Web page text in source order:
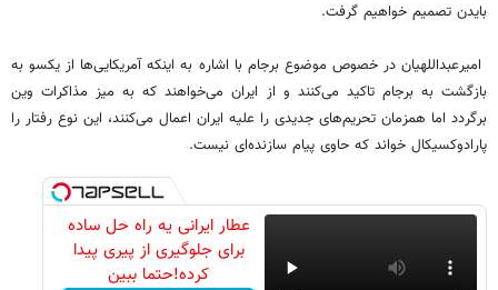
بایدن تصمیم خواهیم گرفت.
امیرعبداللهیان در خصوص موضوع برجام با اشاره به اینکه آمریکایی‌ها از یکسو به
بازگشت به برجام تاکید می‌کنند و از ایران می‌خواهند که به میز مذاکرات وین
برگردد اما همزمان تحریم‌های جدیدی را علیه ایران اعمال می‌کنند، این نوع رفتار را
پارادوکسیکال خواند که حاوی پیام سازنده‌ای نیست.
عطار ایرانی یه راه حل ساده
برای جلوگیری از پیری پیدا
کرده!حتما ببین